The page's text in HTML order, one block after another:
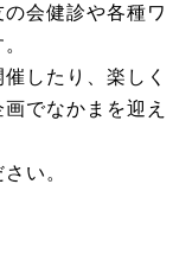
会健診や各種ワ
したり、楽しく
でなかまを迎え
い。